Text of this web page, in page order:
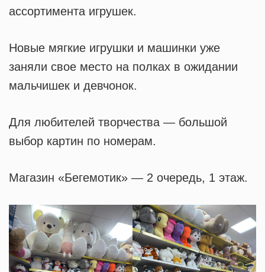
ассортимента игрушек.
Новые мягкие игрушки и машинки уже
заняли свое место на полках в ожидании
мальчишек и девчонок.
Для любителей творчества — большой
выбор картин по номерам.
Магазин «Бегемотик» — 2 очередь, 1 этаж.